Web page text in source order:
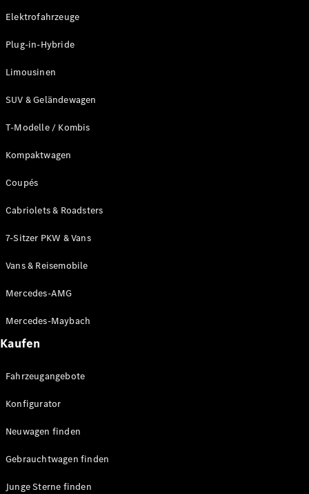
Alle Vans
V-Klasse
Konfigurator
Mercedes-
Mercedes-Benz Store
Elektrofahrzeuge
Plug-in-Hybride
Limousinen
SUV & Geländewagen
T-Modelle / Kombis
Kompaktwagen
Coupés
Cabriolets & Roadsters
7-Sitzer PKW & Vans
Vans & Reisemobile
Mercedes-AMG
Mercedes-Maybach
Kaufen
Fahrzeugangebote
Konfigurator
Neuwagen finden
Gebrauchtwagen finden
Junge Sterne finden